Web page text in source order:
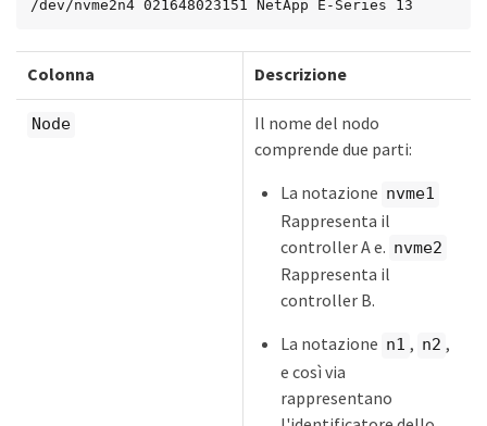
/dev/nvme2n4 021648023151 NetApp E-Series 13
Colonna Descrizione
Node
Il nome del nodo
comprende due parti:
La notazione nvme1
Rappresenta il
controller A e. nvme2
Rappresenta il
controller B.
La notazione n1 , n2 ,
e così via
rappresentano